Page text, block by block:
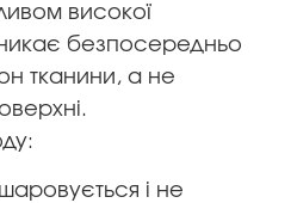
високої
безпосередньо
тканини, а не
і не